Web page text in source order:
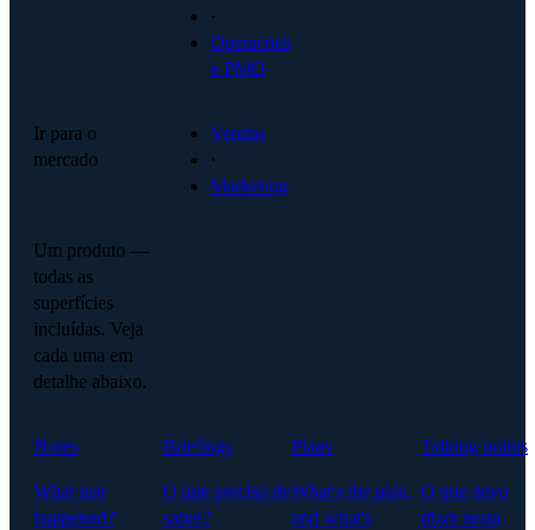
·
Operações
e PMO
Ir para o
mercado
Vendas
·
Marketing
Um produto —
todas as
superfícies
incluídas. Veja
cada uma em
detalhe abaixo.
Notes
What just
happened?
Briefings
O que preciso de
saber?
Plans
What's the plan,
and what's
Talking points
O que devo
dizer nesta